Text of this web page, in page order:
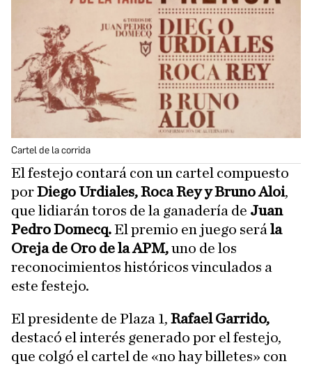
Cartel de la corrida
El festejo contará con un cartel compuesto
porDiego Urdiales, Roca Rey y Bruno Aloi,
que lidiarán toros de la ganadería de Juan
Pedro Domecq.El premio en juego será la
Oreja de Oro de la APM,uno de los
reconocimientos históricos vinculados a
este festejo.
El presidente de Plaza 1, Rafael Garrido,
destacó el interés generado por el festejo,
que colgó el cartel de «no hay billetes» con